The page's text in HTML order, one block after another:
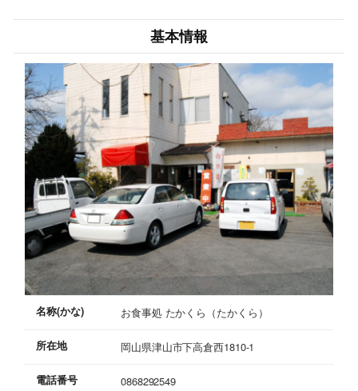
基本情報
名称(かな) お食事処 たかくら（たかくら）
所在地 岡山県津山市下高倉西1810-1
電話番号 0868292549